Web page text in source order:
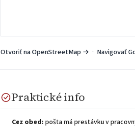
Otvoriť na OpenStreetMap → · Navigovať
Praktické info
Cez obed: pošta má prestávku v